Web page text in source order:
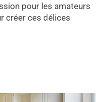
pour les amateurs
créer ces délices